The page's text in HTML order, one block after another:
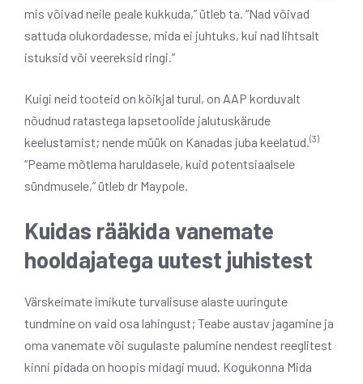
mis võivad neile peale kukkuda,” ütleb ta. “Nad võivad
sattuda olukordadesse, mida ei juhtuks, kui nad lihtsalt
istuksid või veereksid ringi.”
Kuigi neid tooteid on kõikjal turul, on AAP korduvalt
nõudnud ratastega lapsetoolide jalutuskärude
keelustamist; nende müük on Kanadas juba keelatud. (3)
“Peame mõtlema haruldasele, kuid potentsiaalsele
sündmusele,” ütleb dr Maypole.
Kuidas rääkida vanemate
hooldajatega uutest juhistest
Värskeimate imikute turvalisuse alaste uuringute
tundmine on vaid osa lahingust; Teabe austav jagamine ja
oma vanemate või sugulaste palumine nendest reeglitest
kinni pidada on hoopis midagi muud. Kogukonna Mida